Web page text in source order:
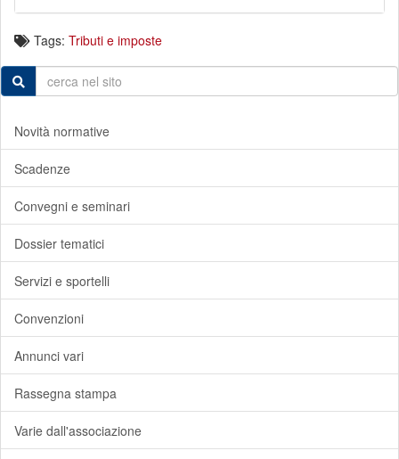
Tags: Tributi e imposte
Novità normative
Scadenze
Convegni e seminari
Dossier tematici
Servizi e sportelli
Convenzioni
Annunci vari
Rassegna stampa
Varie dall'associazione